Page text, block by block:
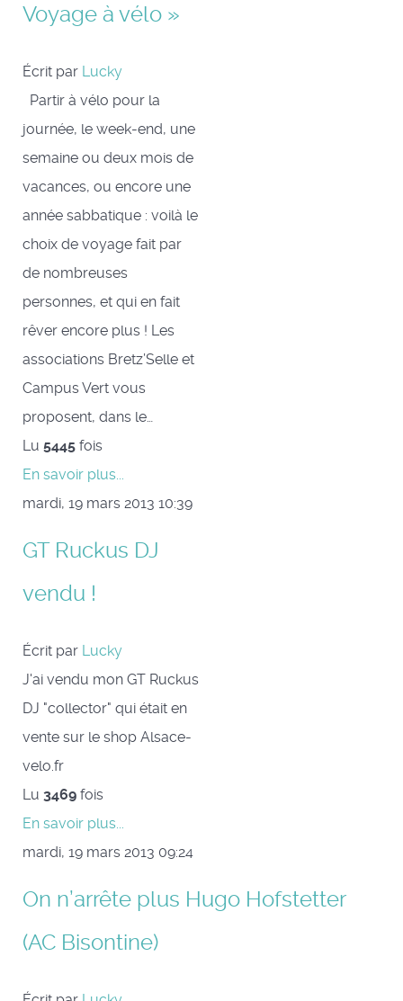
Voyage à vélo »
Écrit par Lucky
Partir à vélo pour la
journée, le week-end, une
semaine ou deux mois de
vacances, ou encore une
année sabbatique : voilà le
choix de voyage fait par
de nombreuses
personnes, et qui en fait
rêver encore plus ! Les
associations Bretz’Selle et
Campus Vert vous
proposent, dans le…
Lu 5445 fois
En savoir plus...
mardi, 19 mars 2013 10:39
GT Ruckus DJ
vendu !
Écrit par Lucky
J'ai vendu mon GT Ruckus
DJ "collector" qui était en
vente sur le shop Alsace-
velo.fr
Lu 3469 fois
En savoir plus...
mardi, 19 mars 2013 09:24
On n’arrête plus Hugo Hofstetter
(AC Bisontine)